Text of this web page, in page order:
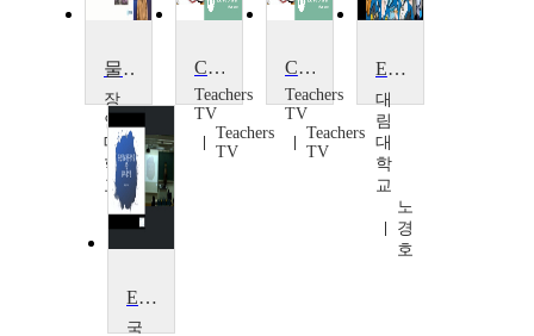
물류 ERP Ⅰ
장
안
대
학
교
선
일
석
Cross-Phase Collaboration
Teachers
TV
Teachers
TV
Cross-Phase Collaboration
Teachers
TV
Teachers
TV
ERP회계·인사
대
림
대
학
교
노
경
호
ERP 개론
국